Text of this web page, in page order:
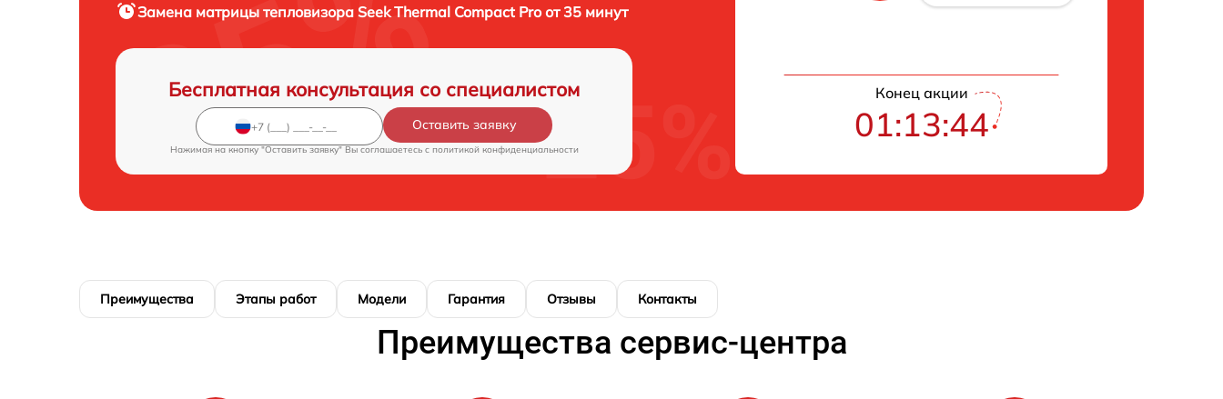
Замена матрицы тепловизора Seek Thermal Compact Pro от 35 минут
Бесплатная консультация со специалистом
Оставить заявку
Нажимая на кнопку "Оставить заявку" Вы соглашаетесь c политикой конфиденциальности
Конец акции
01:13:43
Преимущества Этапы работ Модели Гарантия Отзывы Контакты
Преимущества сервис-центра